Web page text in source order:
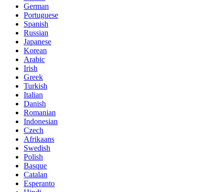
German
Portuguese
Spanish
Russian
Japanese
Korean
Arabic
Irish
Greek
Turkish
Italian
Danish
Romanian
Indonesian
Czech
Afrikaans
Swedish
Polish
Basque
Catalan
Esperanto